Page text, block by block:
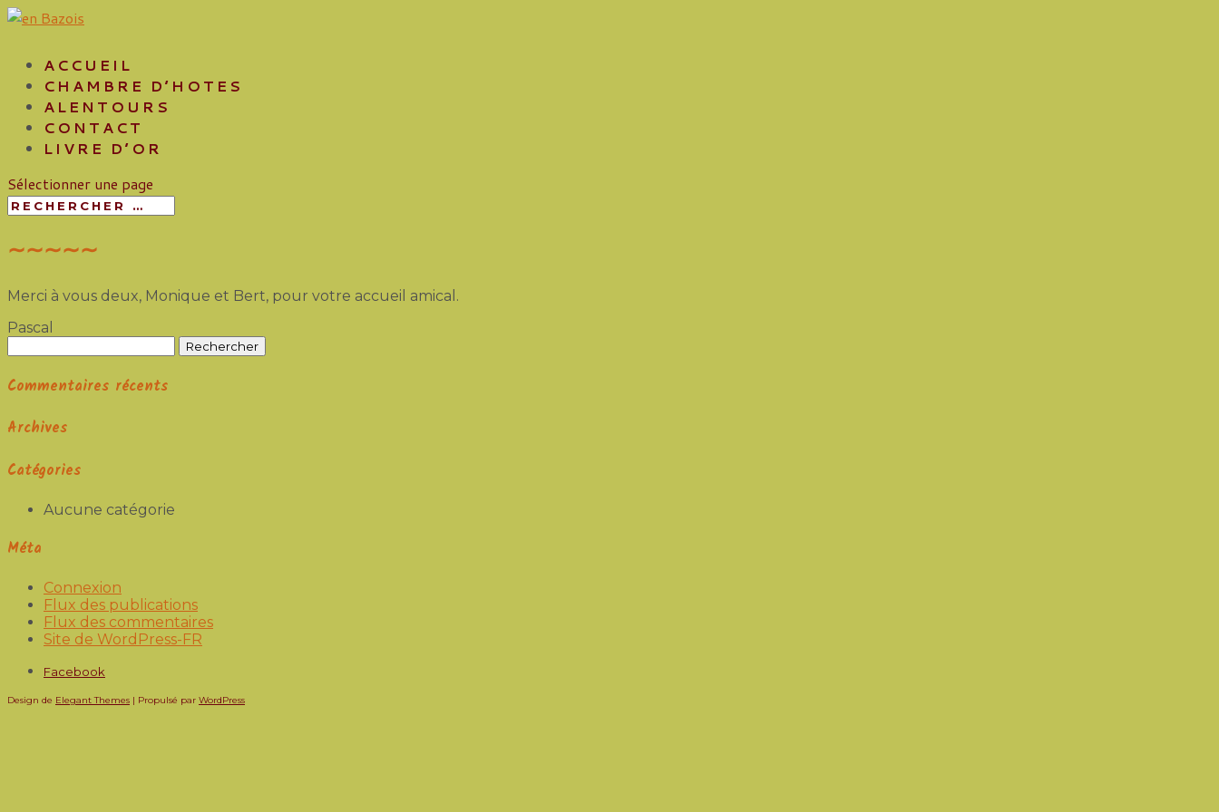
ACCUEIL
CHAMBRE D’HOTES
ALENTOURS
CONTACT
LIVRE D’OR
Sélectionner une page
∼∼∼∼∼
Merci à vous deux, Monique et Bert, pour votre accueil amical.
Pascal
Commentaires récents
Archives
Catégories
Aucune catégorie
Méta
Connexion
Flux des publications
Flux des commentaires
Site de WordPress-FR
Facebook
Design de Elegant Themes | Propulsé par WordPress